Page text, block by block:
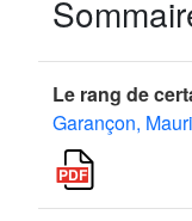
Le rang de
Garançon,